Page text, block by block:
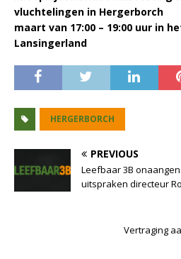
vluchtelingen in
maart van 17:00 – 19:00 uur in
Lansingerland
HERGERBORCH
PREVIOUS
Leefbaar 3B
uitspraken directeur
Vertraging